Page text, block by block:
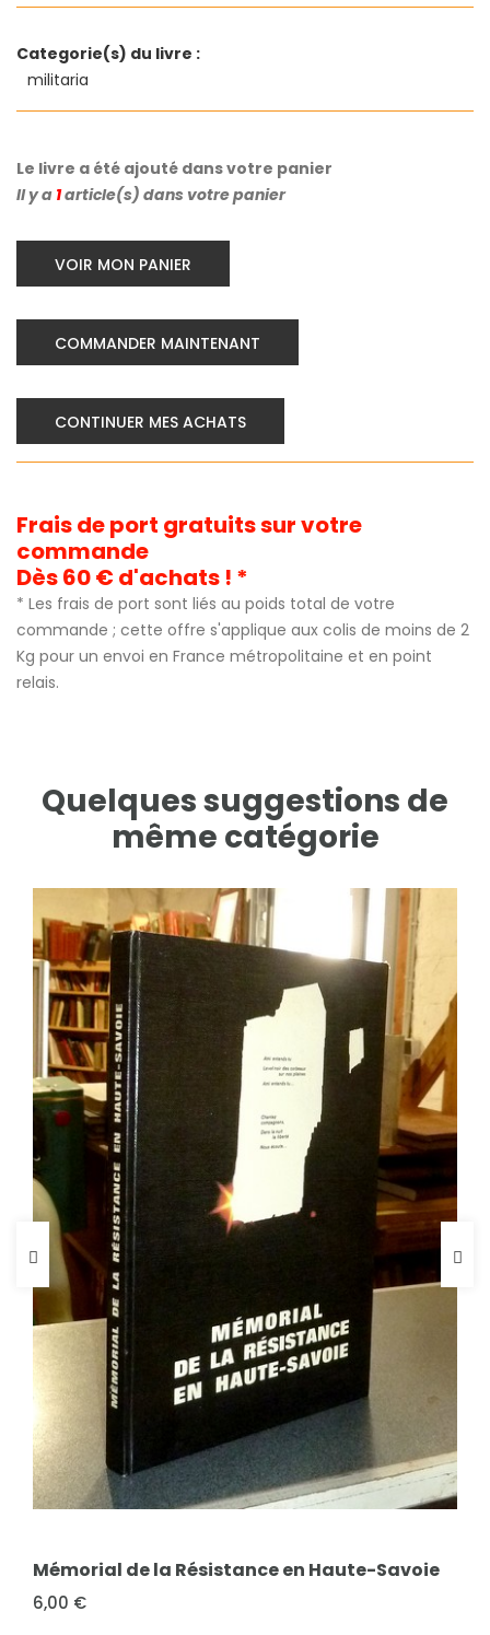
Categorie(s) du livre :
militaria
Le livre a été ajouté dans votre panier
Il y a 1article(s) dans votre panier
VOIR MON PANIER
COMMANDER MAINTENANT
CONTINUER MES ACHATS
Frais de port gratuits sur votre
commande
Dès 60 € d'achats ! *
* Les frais de port sont liés au poids total de votre
commande ; cette offre s'applique aux colis de moins de 2
Kg pour un envoi en France métropolitaine et en point
relais.
Quelques suggestions de
même catégorie
Mémorial de la Résistance en Haute-Savoie
6,00 €
FICHE COMPLÈTE
Noguères, Henri
Histoire de la Résistance en France de 1940 à
3,00 €